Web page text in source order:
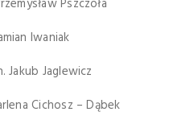
Pszczoła
Iwaniak
Jakub Jaglewicz
Cichosz – Dąbek